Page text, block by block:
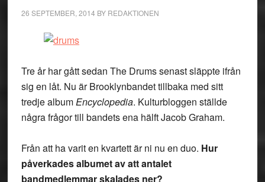
26 SEPTEMBER, 2014 BY REDAKTIONEN
Tre år har gått sedan The Drums senast släppte ifrån
sig en låt. Nu är Brooklynbandet tillbaka med sitt
tredje albumEncyclopedia. Kulturbloggen ställde
några frågor till bandets ena hälft Jacob Graham.
Från att ha varit en kvartett är ni nu en duo. Hur
påverkades albumet av att antalet
bandmedlemmar skalades ner?